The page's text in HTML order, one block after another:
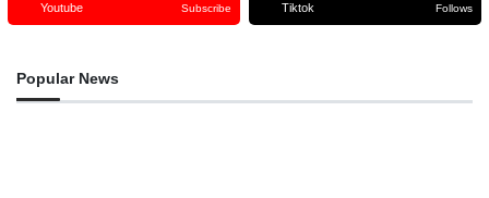
Youtube Subscribe Tiktok Follows
Popular News